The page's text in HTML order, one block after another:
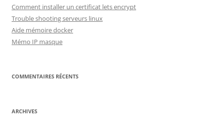
Comment installer un certificat lets encrypt
Trouble shooting serveurs linux
Aide mémoire docker
Mémo IP masque
COMMENTAIRES RÉCENTS
ARCHIVES